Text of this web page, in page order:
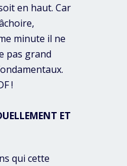
en haut. Car
minute il ne
pas grand
!
ET
qui cette